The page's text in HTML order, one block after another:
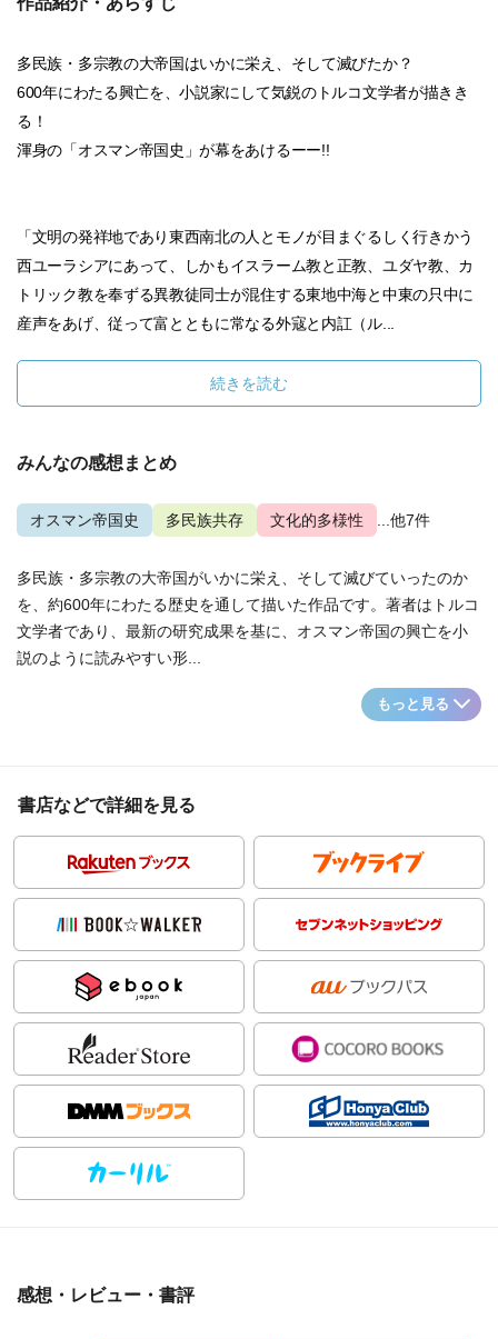
多民族・多宗教の大帝国はいかに栄え、そして滅びたか？
600年にわたる興亡を、小説家にして気鋭のトルコ文学者が描きき
る！
渾身の「オスマン帝国史」が幕をあけるーー!!
「文明の発祥地であり東西南北の人とモノが目まぐるしく行きかう
西ユーラシアにあって、しかもイスラーム教と正教、ユダヤ教、カ
トリック教を奉ずる異教徒同士が混住する東地中海と中東の只中に
産声をあげ、従って富とともに常なる外寇と内訌（ル...
続きを読む
みんなの感想まとめ
オスマン帝国史 多民族共存 文化的多様性 ...他7件
多民族・多宗教の大帝国がいかに栄え、そして滅びていったのか
を、約600年にわたる歴史を通して描いた作品です。著者はトルコ
文学者であり、最新の研究成果を基に、オスマン帝国の興亡を小
説のように読みやすい形...
もっと見る
書店などで詳細を見る
感想・レビュー・書評